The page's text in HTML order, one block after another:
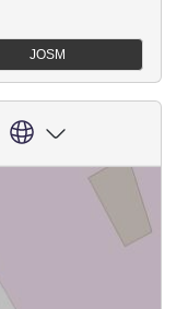
JOSM